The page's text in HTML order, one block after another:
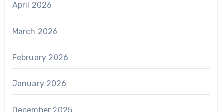
April 2026
March 2026
February 2026
January 2026
December 2025